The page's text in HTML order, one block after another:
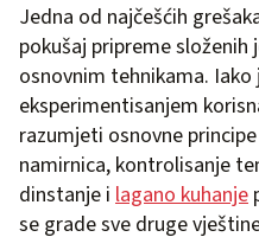
Jedna od najčešćih
pokušaj pripreme
osnovnim tehnikama. Iako
eksperimentisanjem
razumjeti osnovne
namirnica, kontrolisanje
dinstanje i lagano kuhanje
se grade sve druge